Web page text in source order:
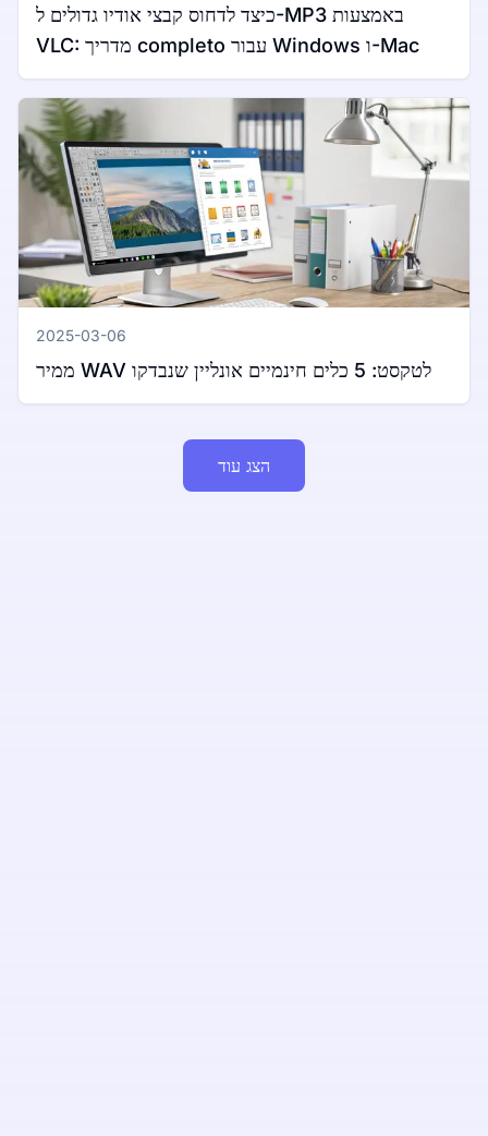
כיצד לדחוס קבצי אודיו גדולים ל-MP3 באמצעות
VLC: מדריך completo עבור Windows ו-Mac
2025-03-06
ממיר WAV לטקסט: 5 כלים חינמיים אונליין שנבדקו
הצג עוד